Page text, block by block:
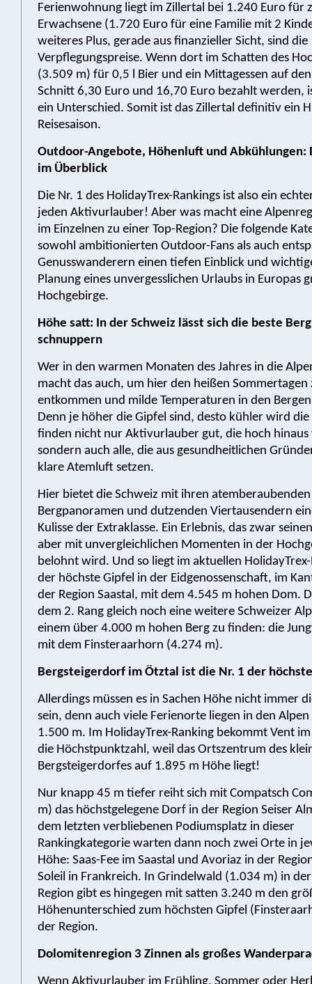
Ferienwohnung liegt im Zillertal bei 1.240 Euro für
Erwachsene (1.720 Euro für eine Familie mit 2
weiteres Plus, gerade aus finanzieller Sicht, sind die
Verpflegungspreise. Wenn dort im Schatten des
(3.509 m) für 0,5 l Bier und ein Mittagessen auf
Schnitt 6,30 Euro und 16,70 Euro bezahlt werden,
ein Unterschied. Somit ist das Zillertal definitiv ein
Reisesaison.
Outdoor-Angebote, Höhenluft und Abkühlungen:
im Überblick
Die Nr. 1 des HolidayTrex-Rankings ist also ein
jeden Aktivurlauber! Aber was macht eine
im Einzelnen zu einer Top-Region? Die folgende
sowohl ambitionierten Outdoor-Fans als auch
Genusswanderern einen tiefen Einblick und
Planung eines unvergesslichen Urlaubs in Europas
Hochgebirge.
Höhe satt: In der Schweiz lässt sich die beste
schnuppern
Wer in den warmen Monaten des Jahres in die
macht das auch, um hier den heißen Sommertagen
entkommen und milde Temperaturen in den
Denn je höher die Gipfel sind, desto kühler wird die
finden nicht nur Aktivurlauber gut, die hoch hinaus
sondern auch alle, die aus gesundheitlichen
klare Atemluft setzen.
Hier bietet die Schweiz mit ihren atemberaubenden
Bergpanoramen und dutzenden Viertausendern
Kulisse der Extraklasse. Ein Erlebnis, das zwar
aber mit unvergleichlichen Momenten in der
belohnt wird. Und so liegt im aktuellen
der höchste Gipfel in der Eidgenossenschaft, im
der Region Saastal, mit dem 4.545 m hohen Dom.
dem 2. Rang gleich noch eine weitere Schweizer
einem über 4.000 m hohen Berg zu finden: die
mit dem Finsteraarhorn (4.274 m).
Bergsteigerdorf im Ötztal ist die Nr. 1 der
Allerdings müssen es in Sachen Höhe nicht immer
sein, denn auch viele Ferienorte liegen in den
1.500 m. Im HolidayTrex-Ranking bekommt Vent
die Höchstpunktzahl, weil das Ortszentrum des
Bergsteigerdorfes auf 1.895 m Höhe liegt!
Nur knapp 45 m tiefer reiht sich mit Compatsch
m) das höchstgelegene Dorf in der Region Seiser
dem letzten verbliebenen Podiumsplatz in dieser
Rankingkategorie warten dann noch zwei Orte in
Höhe: Saas-Fee im Saastal und Avoriaz in der
Soleil in Frankreich. In Grindelwald (1.034 m) in
Region gibt es hingegen mit satten 3.240 m den
Höhenunterschied zum höchsten Gipfel
der Region.
Dolomitenregion 3 Zinnen als großes